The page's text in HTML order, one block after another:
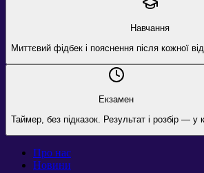
Навчання
Миттєвий фідбек і пояснення після кожної
Екзамен
Таймер, без підказок. Результат і розбір — у
Про нас
Новини